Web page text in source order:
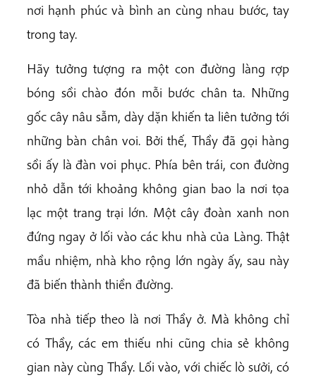
nơi hạnh phúc và bình an cùng nhau bước, tay
trong tay.
Hãy tưởng tượng ra một con đường làng rợp
bóng sồi chào đón mỗi bước chân ta. Những
gốc cây nâu sẫm, dày dặn khiến ta liên tưởng tới
những bàn chân voi. Bởi thế, Thầy đã gọi hàng
sồi ấy là đàn voi phục. Phía bên trái, con đường
nhỏ dẫn tới khoảng không gian bao la nơi tọa
lạc một trang trại lớn. Một cây đoàn xanh non
đứng ngay ở lối vào các khu nhà của Làng. Thật
mầu nhiệm, nhà kho rộng lớn ngày ấy, sau này
đã biến thành thiền đường.
Tòa nhà tiếp theo là nơi Thầy ở. Mà không chỉ
có Thầy, các em thiếu nhi cũng chia sẻ không
gian này cùng Thầy. Lối vào, với chiếc lò sưởi, có